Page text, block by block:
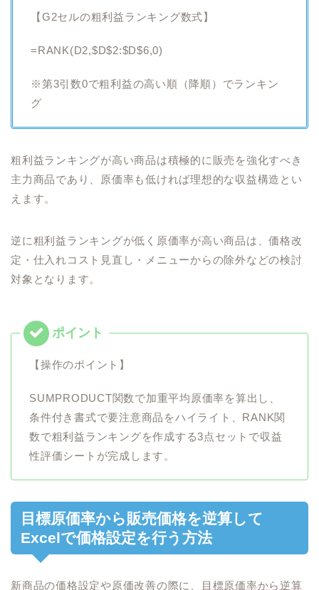
【G2セルの粗利益ランキング数式】
=RANK(D2,$D$2:$D$6,0)
※第3引数0で粗利益の高い順（降順）でランキン
グ
粗利益ランキングが高い商品は積極的に販売を強化すべき
主力商品であり、原価率も低ければ理想的な収益構造とい
えます。
逆に粗利益ランキングが低く原価率が高い商品は、価格改
定・仕入れコスト見直し・メニューからの除外などの検討
対象となります。
【操作のポイント】
SUMPRODUCT関数で加重平均原価率を算出し、
条件付き書式で要注意商品をハイライト、RANK関
数で粗利益ランキングを作成する3点セットで収益
性評価シートが完成します。
目標原価率から販売価格を逆算して
Excelで価格設定を行う方法
新商品の価格設定や原価改善の際に、 目標原価率から逆算